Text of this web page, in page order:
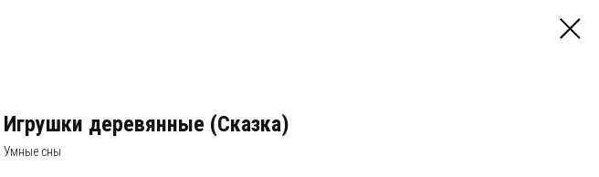
Игрушки деревянные (Сказка)
Умные сны